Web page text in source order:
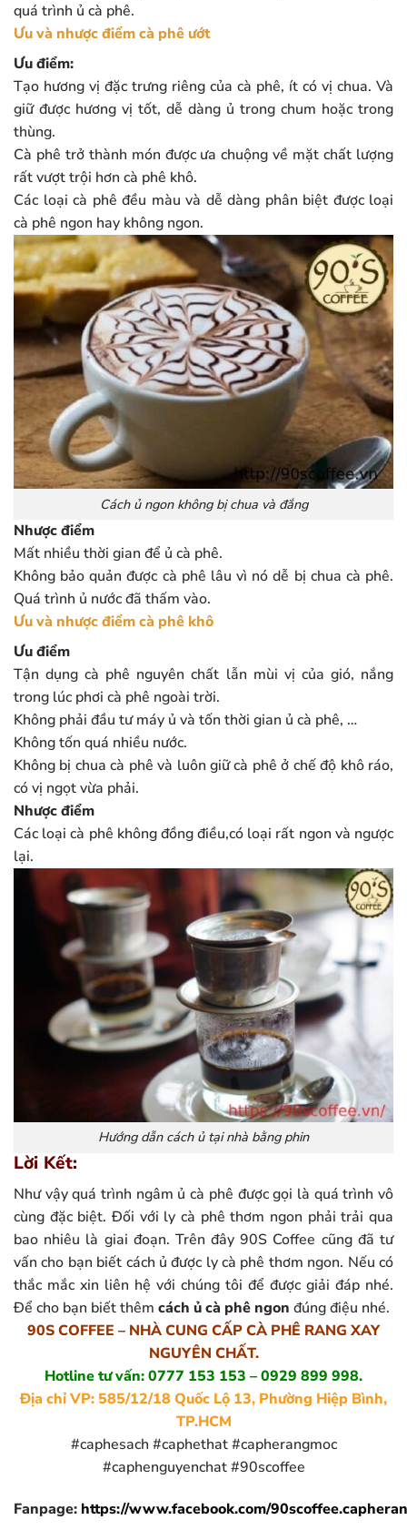
quá trình ủ cà phê.
Ưu và nhược điểm cà phê ướt
Ưu điểm:
Tạo hương vị đặc trưng riêng của cà phê, ít có vị chua. Và
giữ được hương vị tốt, dễ dàng ủ trong chum hoặc trong
thùng.
Cà phê trở thành món được ưa chuộng về mặt chất lượng
rất vượt trội hơn cà phê khô.
Các loại cà phê đều màu và dễ dàng phân biệt được loại
cà phê ngon hay không ngon.
Cách ủ ngon không bị chua và đắng
Nhược điểm
Mất nhiều thời gian để ủ cà phê.
Không bảo quản được cà phê lâu vì nó dễ bị chua cà phê.
Quá trình ủ nước đã thấm vào.
Ưu và nhược điểm cà phê khô
Ưu điểm
Tận dụng cà phê nguyên chất lẫn mùi vị của gió, nắng
trong lúc phơi cà phê ngoài trời.
Không phải đầu tư máy ủ và tốn thời gian ủ cà phê, …
Không tốn quá nhiều nước.
Không bị chua cà phê và luôn giữ cà phê ở chế độ khô ráo,
có vị ngọt vừa phải.
Nhược điểm
Các loại cà phê không đồng điều,có loại rất ngon và ngược
lại.
Hướng dẫn cách ủ tại nhà bằng phin
Lời Kết:
Như vậy quá trình ngâm ủ cà phê được gọi là quá trình vô
cùng đặc biệt. Đối với ly cà phê thơm ngon phải trải qua
bao nhiêu là giai đoạn. Trên đây 90S Coffee cũng đã tư
vấn cho bạn biết cách ủ được ly cà phê thơm ngon. Nếu có
thắc mắc xin liên hệ với chúng tôi để được giải đáp nhé.
Để cho bạn biết thêm cách ủ cà phê ngon đúng điệu nhé.
90S COFFEE – NHÀ CUNG CẤP CÀ PHÊ RANG XAY
NGUYÊN CHẤT.
Hotline tư vấn: 0777 153 153 – 0929 899 998.
Địa chỉ VP: 585/12/18 Quốc Lộ 13, Phường Hiệp Bình,
TP.HCM
#caphesach #caphethat #capherangmoc
#caphenguyenchat #90scoffee
Fanpage: https://www.facebook.com/